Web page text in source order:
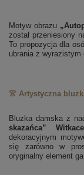
Motyw obrazu
został przeniesiony
To propozycja dla
ubrania z wyrazistym
👚 Artystyczna
Bluzka damska z
skazańca”
dekoracyjnym
się zarówno w
oryginalny element